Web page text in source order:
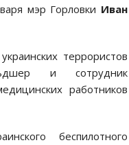
мэр Горловки Иван
террористов
и сотрудник
работников
беспилотного